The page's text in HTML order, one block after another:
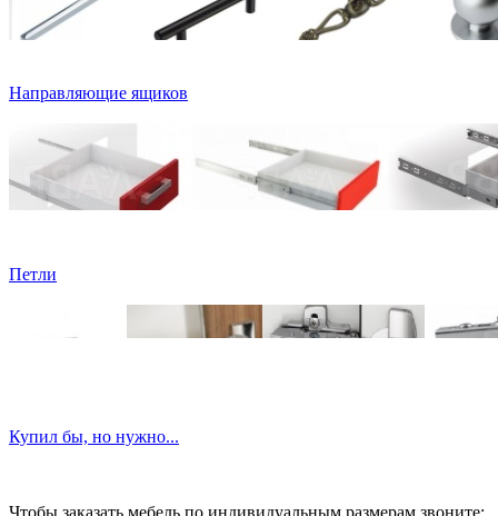
Направляющие ящиков
Петли
Купил бы, но нужно...
Чтобы заказать мебель по индивидуальным размерам звоните: